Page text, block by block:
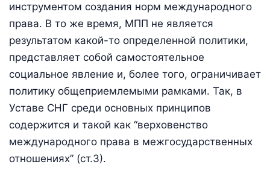
инструментом создания норм международного
права. В то же время, МПП не является
результатом какой-то определенной политики,
представляет собой самостоятельное
социальное явление и, более того, ограничивает
политику общеприемлемыми рамками. Так, в
Уставе СНГ среди основных принципов
содержится и такой как “верховенство
международного права в межгосударственных
отношениях” (ст.3).